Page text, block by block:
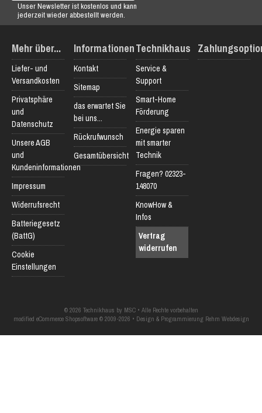
Unser Newsletter ist kostenlos und kann
jederzeit wieder abbestellt werden.
Mehr über...
Liefer- und
Versandkosten
Privatsphäre
und
Datenschutz
Unsere AGB
und
Kundeninformationen
Impressum
Widerrufsrecht
Batteriegesetz
(BattG)
Cookie
Einstellungen
Informationen
Kontakt
Sitemap
das erwartet Sie
bei uns...
Rückrufwunsch
Gesamtübersicht
Technikhaus
Service &
Support
Smart-Home
Förderung
Energie sparen
mit smarter
Technik
Fragen? 02323-
148070
KnowHow &
Infos
Vertrag
widerrufen
© 2026 Technikhaus by MSC • Alle Rechte vorbehalten
modified eCommerce Shopsoftware © 2009-2026 • Design & Programmierung Rehm Webdesign